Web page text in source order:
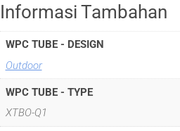
Informasi Tambahan
WPC TUBE - DESIGN
Outdoor
WPC TUBE - TYPE
XTBO-Q1